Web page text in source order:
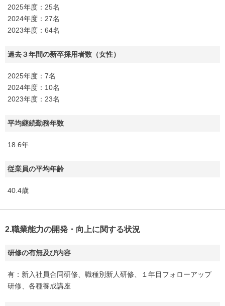
2025年度：25名
2024年度：27名
2023年度：64名
過去３年間の新卒採用者数（女性）
2025年度：7名
2024年度：10名
2023年度：23名
平均継続勤務年数
18.6年
従業員の平均年齢
40.4歳
2.職業能力の開発・向上に関する状況
研修の有無及び内容
有：新入社員合同研修、職種別新人研修、１年目フォローアップ
研修、各種養成講座